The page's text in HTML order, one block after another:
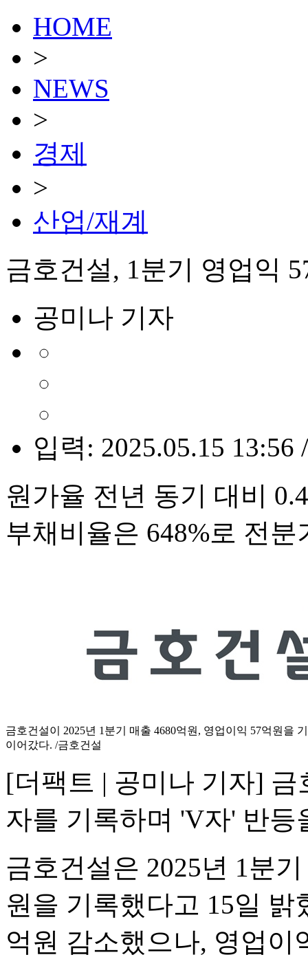
HOME
>
NEWS
>
경제
>
산업/재계
금호건설, 1분기 영업익
공미나 기자
입력: 2025.05.15 13:56
원가율 전년 동기 대비
부채비율은 648%로 전
금호건설이 2025년 1분기 매출 4680억원, 영업이익 57억원을
이어갔다. /금호건설
[더팩트 | 공미나 기자]
자를 기록하며 'V자' 반등
금호건설은 2025년 1분
원을 기록했다고 15일
억원 감소했으나, 영업이